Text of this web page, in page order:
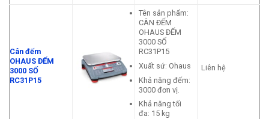
Cân đếm
OHAUS ĐẾM
3000 SỐ
RC31P15
Tên sản phẩm:
CÂN ĐẾM
OHAUS ĐẾM
3000 SỐ
RC31P15
Xuất sứ: Ohaus
Khả năng đếm:
3000 đơn vị.
Khả năng tối
đa: 15 kg
Liên hệ